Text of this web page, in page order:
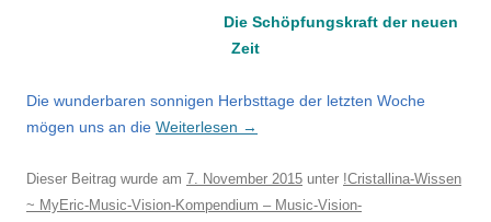
Die Schöpfungskraft der neuen
Zeit
Die wunderbaren sonnigen Herbsttage der letzten Woche
mögen uns an die Weiterlesen →
Dieser Beitrag wurde am 7. November 2015 unter !Cristallina-Wissen
~ MyEric-Music-Vision-Kompendium – Music-Vision-